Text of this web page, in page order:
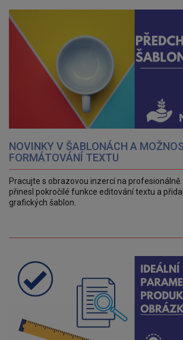
NOVINKY V ŠABLONÁCH A
FORMÁTOVÁNÍ TEXTU
Pracujte s obrazovou inzercí na
přinesl pokročilé funkce editování textu a
grafických šablon.